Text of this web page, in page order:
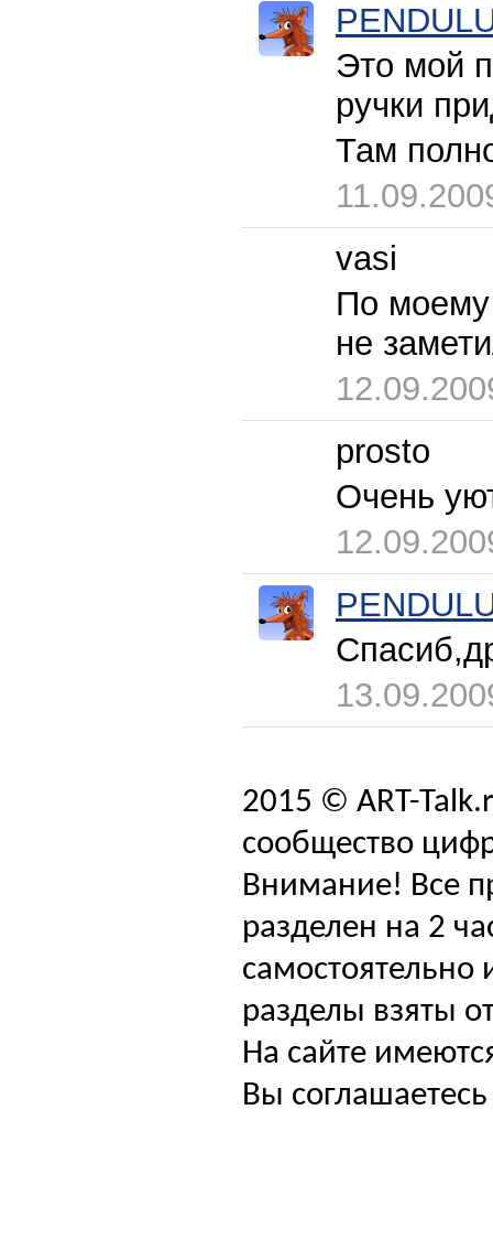
Это мой
ручки
Там
vasi
По моему
не
prosto
Очень
2015 © ART-
сообщество
Внимание! Все
разделен на 2
самостоятельно
разделы взяты
На сайте
Вы